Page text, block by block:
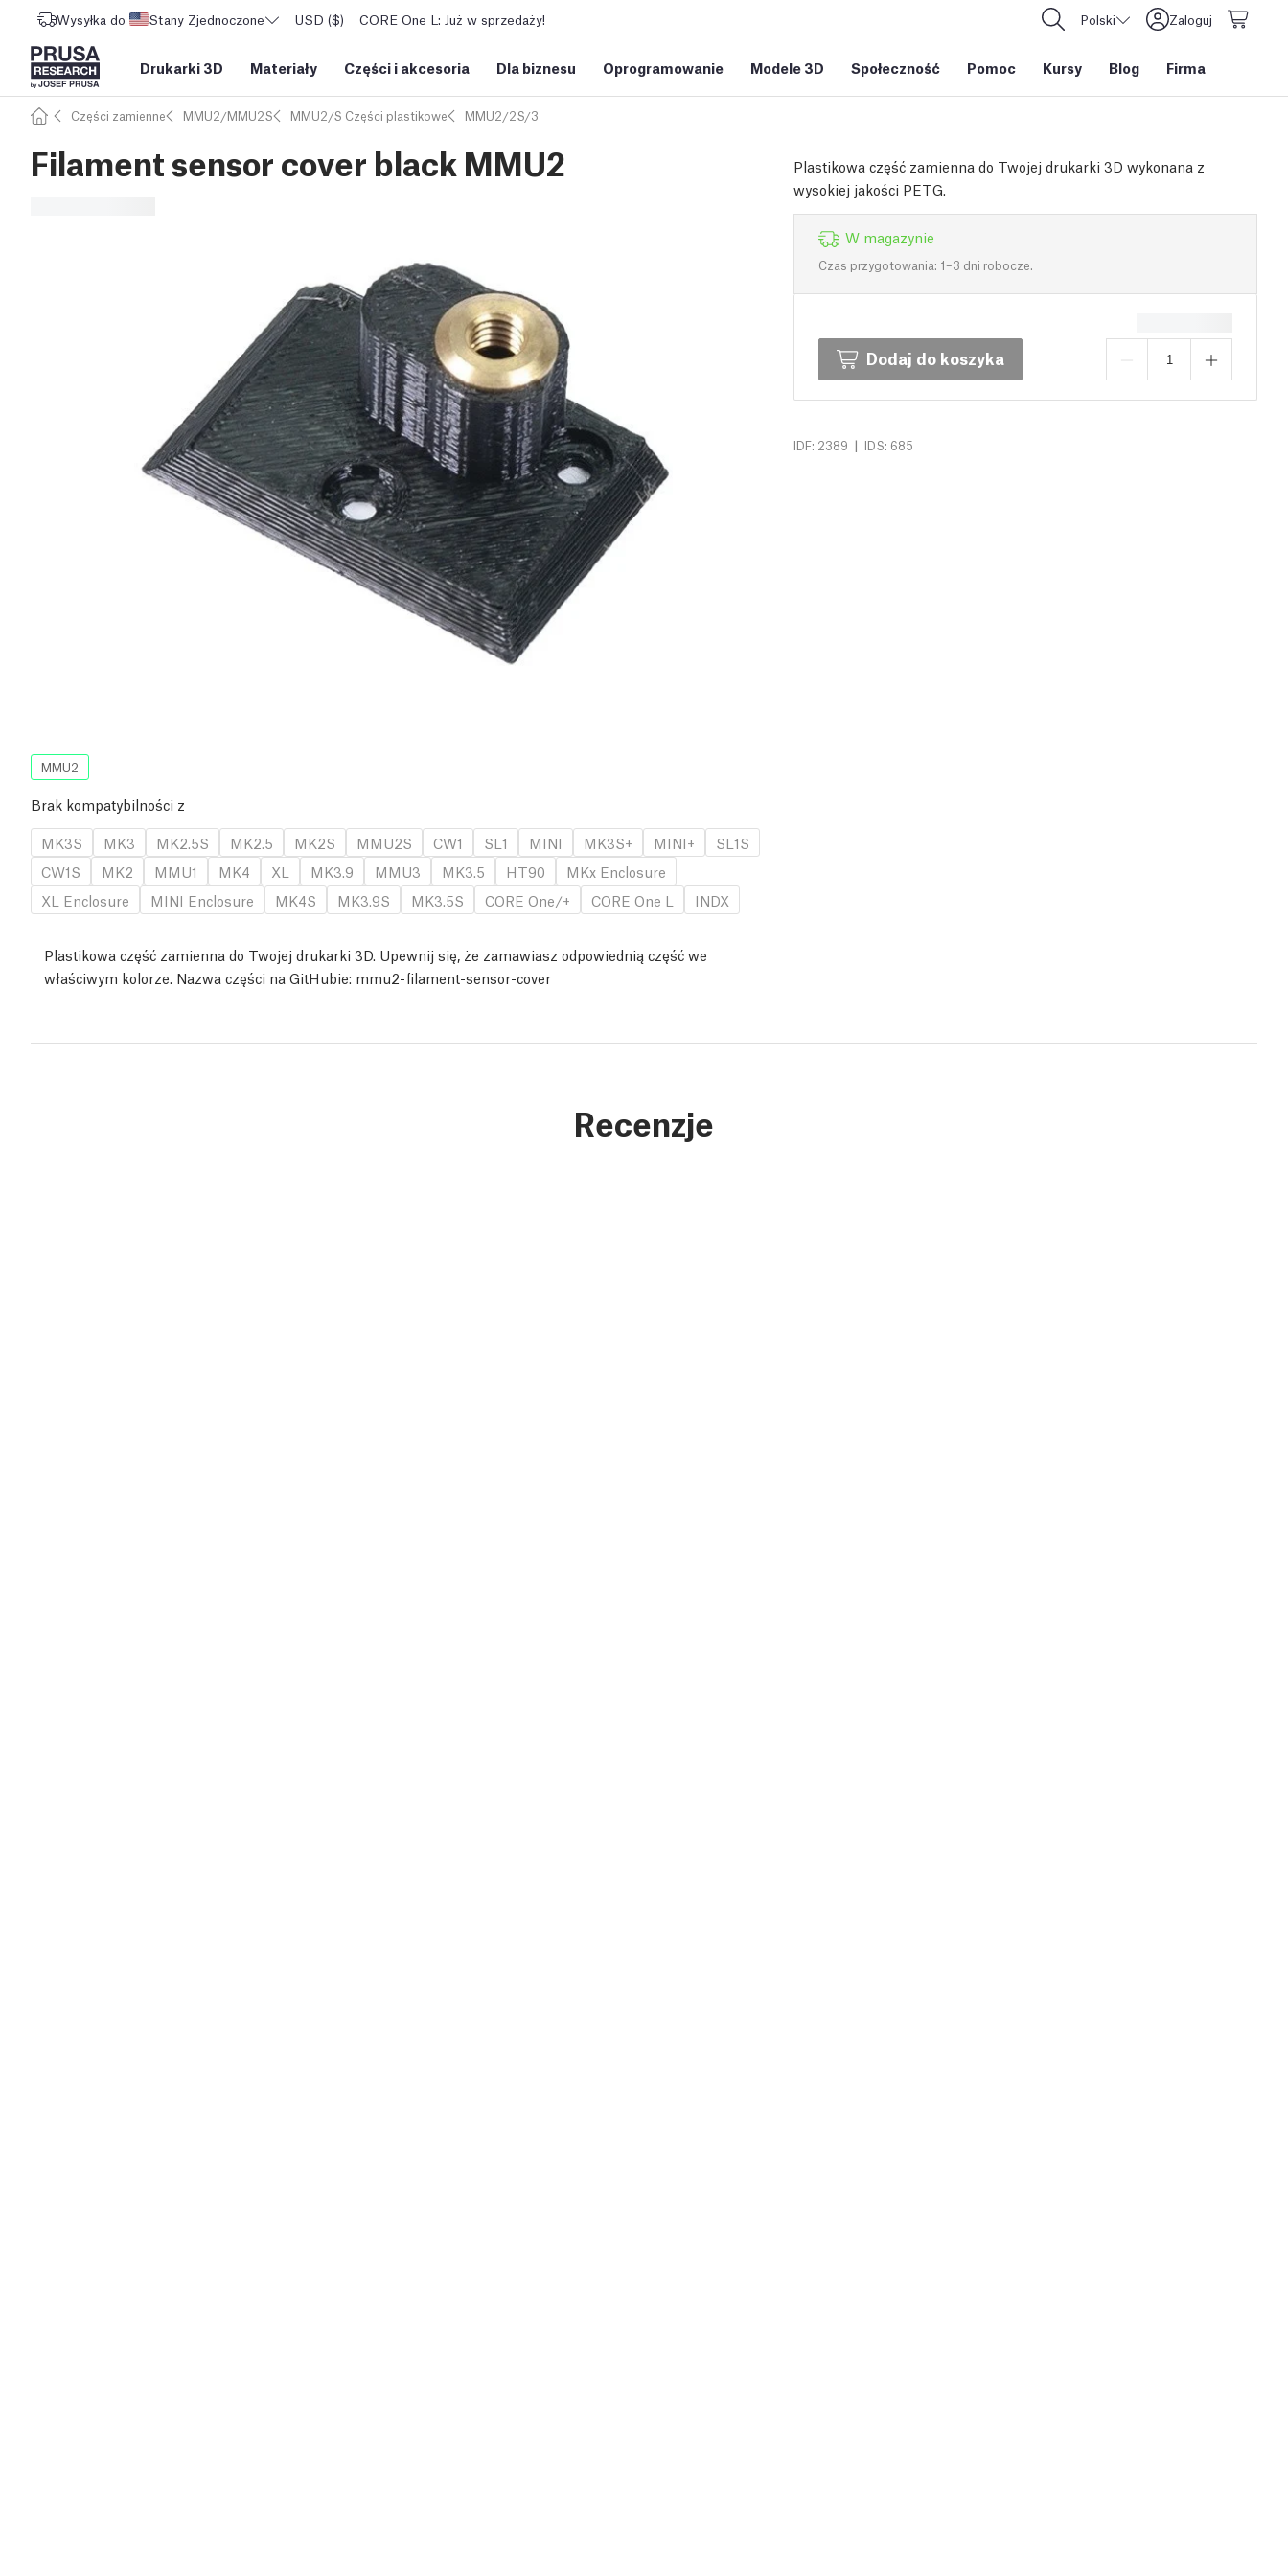
Wysyłka do Stany Zjednoczone USD ($) CORE One L: Już w sprzedaży! Polski Zaloguj
Drukarki 3D Materiały Części i akcesoria Dla biznesu Oprogramowanie Modele 3D Społeczność Pomoc Kursy Blog Firma
Części zamienne MMU2/MMU2S MMU2/S Części plastikowe MMU2/2S/3
Filament sensor cover black MMU2
Plastikowa część zamienna do Twojej drukarki 3D wykonana z
wysokiej jakości PETG.
W magazynie
Czas przygotowania: 1–3 dni robocze.
Dodaj do koszyka
IDF: 2389 | IDS: 685
MMU2
Brak kompatybilności z
MK3S
MK3 MK2.5S MK2.5 MK2S MMU2S CW1 SL1 MINI MK3S+ MINI+
SL1S
CW1S
MK2 MMU1 MK4 XL MK3.9 MMU3 MK3.5 HT90
MKx Enclosure
XL Enclosure
MINI Enclosure MK4S MK3.9S MK3.5S CORE One/+ CORE One L INDX
Plastikowa część zamienna do Twojej drukarki 3D. Upewnij się, że zamawiasz odpowiednią część we
właściwym kolorze. Nazwa części na GitHubie: mmu2-filament-sensor-cover
Recenzje